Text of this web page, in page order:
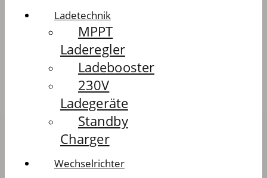
Ladetechnik
MPPT
Laderegler
Ladebooster
230V
Ladegeräte
Standby
Charger
Wechselrichter